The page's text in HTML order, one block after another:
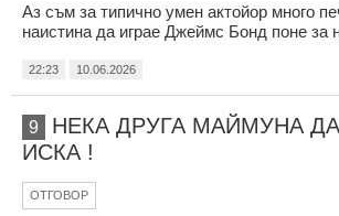
Аз съм за типично умен актойор много
наистина да играе Джеймс Бонд поне за
22:23 10.06.2026
9
НЕКА ДРУГА МАЙМУНА
ИСКА !
ОТГОВОР